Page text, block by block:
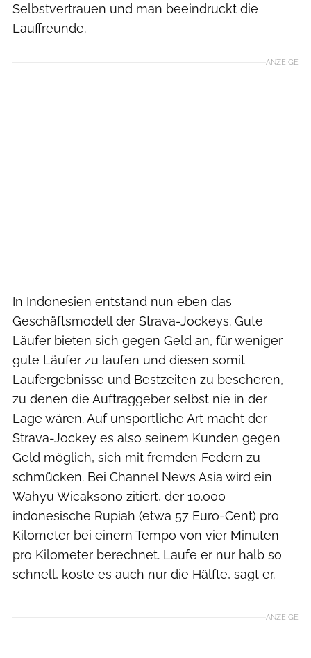
Selbstvertrauen und man beeindruckt die
Lauffreunde.
ANZEIGE
In Indonesien entstand nun eben das
Geschäftsmodell der Strava-Jockeys. Gute
Läufer bieten sich gegen Geld an, für weniger
gute Läufer zu laufen und diesen somit
Laufergebnisse und Bestzeiten zu bescheren,
zu denen die Auftraggeber selbst nie in der
Lage wären. Auf unsportliche Art macht der
Strava-Jockey es also seinem Kunden gegen
Geld möglich, sich mit fremden Federn zu
schmücken. Bei Channel News Asia wird ein
Wahyu Wicaksono zitiert, der 10.000
indonesische Rupiah (etwa 57 Euro-Cent) pro
Kilometer bei einem Tempo von vier Minuten
pro Kilometer berechnet. Laufe er nur halb so
schnell, koste es auch nur die Hälfte, sagt er.
ANZEIGE